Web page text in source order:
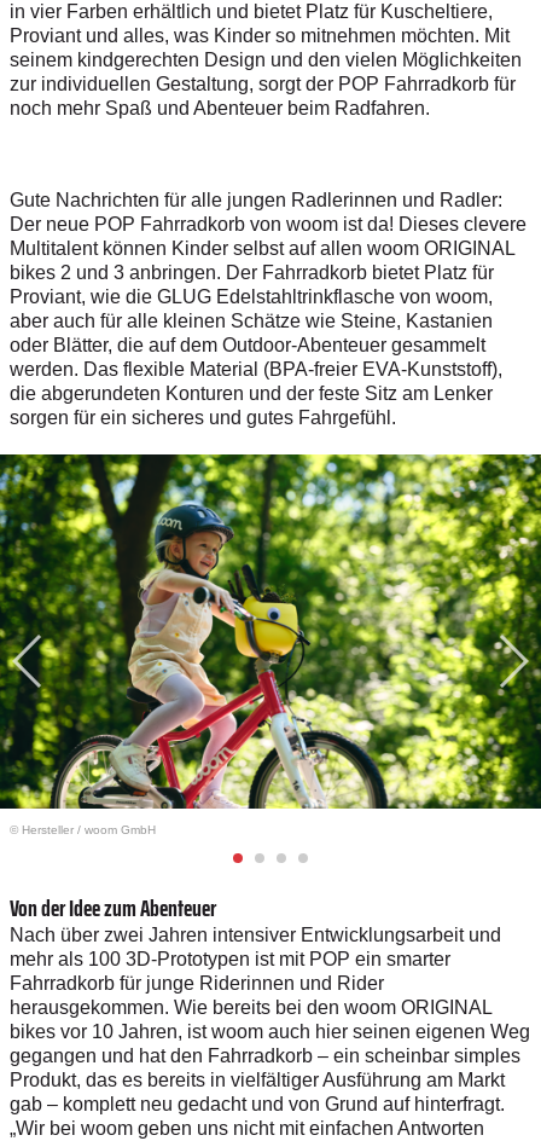
in vier Farben erhältlich und bietet Platz für Kuscheltiere,
Proviant und alles, was Kinder so mitnehmen möchten. Mit
seinem kindgerechten Design und den vielen Möglichkeiten
zur individuellen Gestaltung, sorgt der POP Fahrradkorb für
noch mehr Spaß und Abenteuer beim Radfahren.
Gute Nachrichten für alle jungen Radlerinnen und Radler:
Der neue POP Fahrradkorb von woom ist da! Dieses clevere
Multitalent können Kinder selbst auf allen woom ORIGINAL
bikes 2 und 3 anbringen. Der Fahrradkorb bietet Platz für
Proviant, wie die GLUG Edelstahltrinkflasche von woom,
aber auch für alle kleinen Schätze wie Steine, Kastanien
oder Blätter, die auf dem Outdoor-Abenteuer gesammelt
werden. Das flexible Material (BPA-freier EVA-Kunststoff),
die abgerundeten Konturen und der feste Sitz am Lenker
sorgen für ein sicheres und gutes Fahrgefühl.
© Hersteller / woom GmbH
Von der Idee zum Abenteuer
Nach über zwei Jahren intensiver Entwicklungsarbeit und
mehr als 100 3D-Prototypen ist mit POP ein smarter
Fahrradkorb für junge Riderinnen und Rider
herausgekommen. Wie bereits bei den woom ORIGINAL
bikes vor 10 Jahren, ist woom auch hier seinen eigenen Weg
gegangen und hat den Fahrradkorb – ein scheinbar simples
Produkt, das es bereits in vielfältiger Ausführung am Markt
gab – komplett neu gedacht und von Grund auf hinterfragt.
„Wir bei woom geben uns nicht mit einfachen Antworten